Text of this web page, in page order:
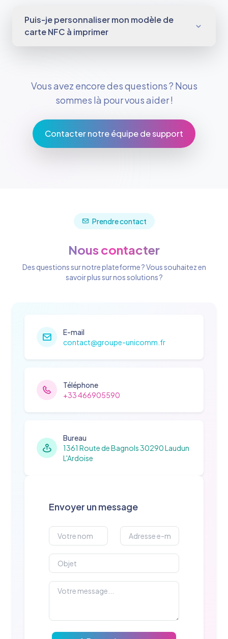
Puis-je personnaliser mon modèle de
carte NFC à imprimer
Vous avez encore des questions ? Nous
sommes là pour vous aider !
Contacter notre équipe de support
Prendre contact
Nous contacter
Des questions sur notre plateforme ? Vous souhaitez en
savoir plus sur nos solutions ?
E-mail
contact@groupe-unicomm.fr
Téléphone
+33 466905590
Bureau
1361 Route de Bagnols 30290 Laudun
L'Ardoise
Envoyer un message